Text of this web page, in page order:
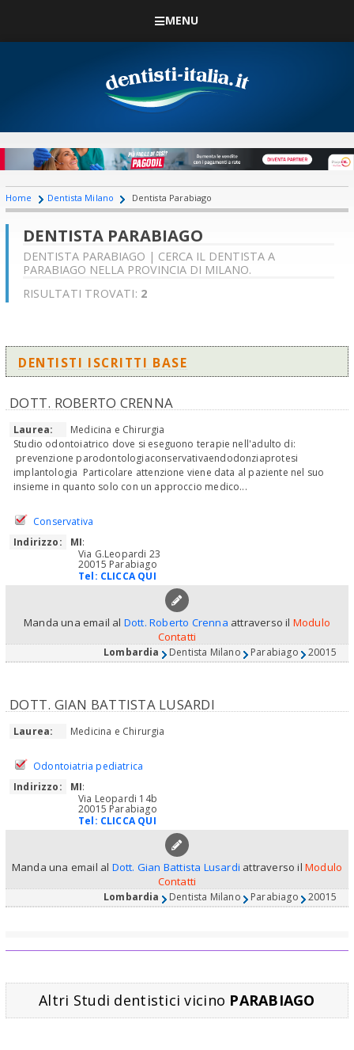
MENU
Home Dentista Milano Dentista Parabiago
DENTISTA PARABIAGO
DENTISTA PARABIAGO | CERCA IL DENTISTA A
PARABIAGO NELLA PROVINCIA DI MILANO.
RISULTATI TROVATI: 2
DENTISTI ISCRITTI BASE
DOTT. ROBERTO CRENNA
Laurea:
Medicina e Chirurgia
Studio odontoiatrico dove si eseguono terapie nell'adulto di:
prevenzione parodontologiaconservativaendodonziaprotesi
implantologia Particolare attenzione viene data al paziente nel suo
insieme in quanto solo con un approccio medico...
Conservativa
Indirizzo:
MI:
Via G.Leopardi 23
20015 Parabiago
Tel: CLICCA QUI
Manda una email al Dott. Roberto Crenna attraverso il Modulo
Contatti
Lombardia Dentista Milano Parabiago 20015
DOTT. GIAN BATTISTA LUSARDI
Laurea: Medicina e Chirurgia
Odontoiatria pediatrica
Indirizzo:
MI:
Via Leopardi 14b
20015 Parabiago
Tel: CLICCA QUI
Manda una email al Dott. Gian Battista Lusardi attraverso il Modulo
Contatti
Lombardia Dentista Milano Parabiago 20015
Altri Studi dentistici vicino PARABIAGO